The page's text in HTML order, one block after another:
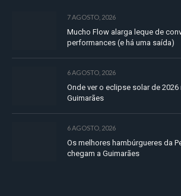
7 AGOSTO, 2026
Mucho Flow alarga leque de
performances (e há uma saída)
6 AGOSTO, 2026
Onde ver o eclipse solar de
Guimarães
6 AGOSTO, 2026
Os melhores hambúrgueres da
chegam a Guimarães